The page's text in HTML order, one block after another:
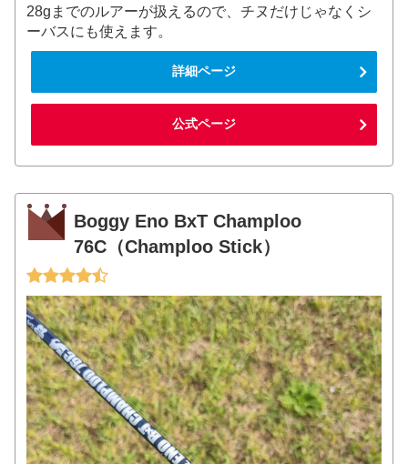
28gまでのルアーが扱えるので、チヌだけじゃなくシ
ーバスにも使えます。
詳細ページ
公式ページ
Boggy Eno BxT Champloo
76C（Champloo Stick）